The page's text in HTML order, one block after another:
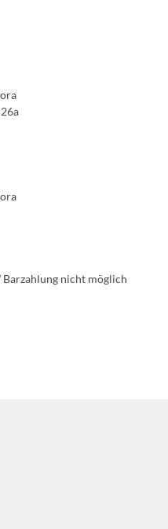
nicht möglich